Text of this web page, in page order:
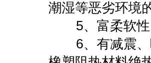
潮湿等恶劣环境
5、富柔软性
6、有减震、